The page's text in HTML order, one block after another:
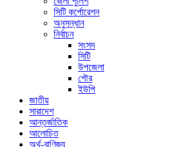
সিটি কর্পোরেশন
অনুসন্ধান
নির্বাচন
সংসদ
সিটি
উপজেলা
পৌর
ইউপি
জাতীয়
সারাদেশ
আন্তর্জাতিক
আলোচিত
অর্থ-বাণিজ্য